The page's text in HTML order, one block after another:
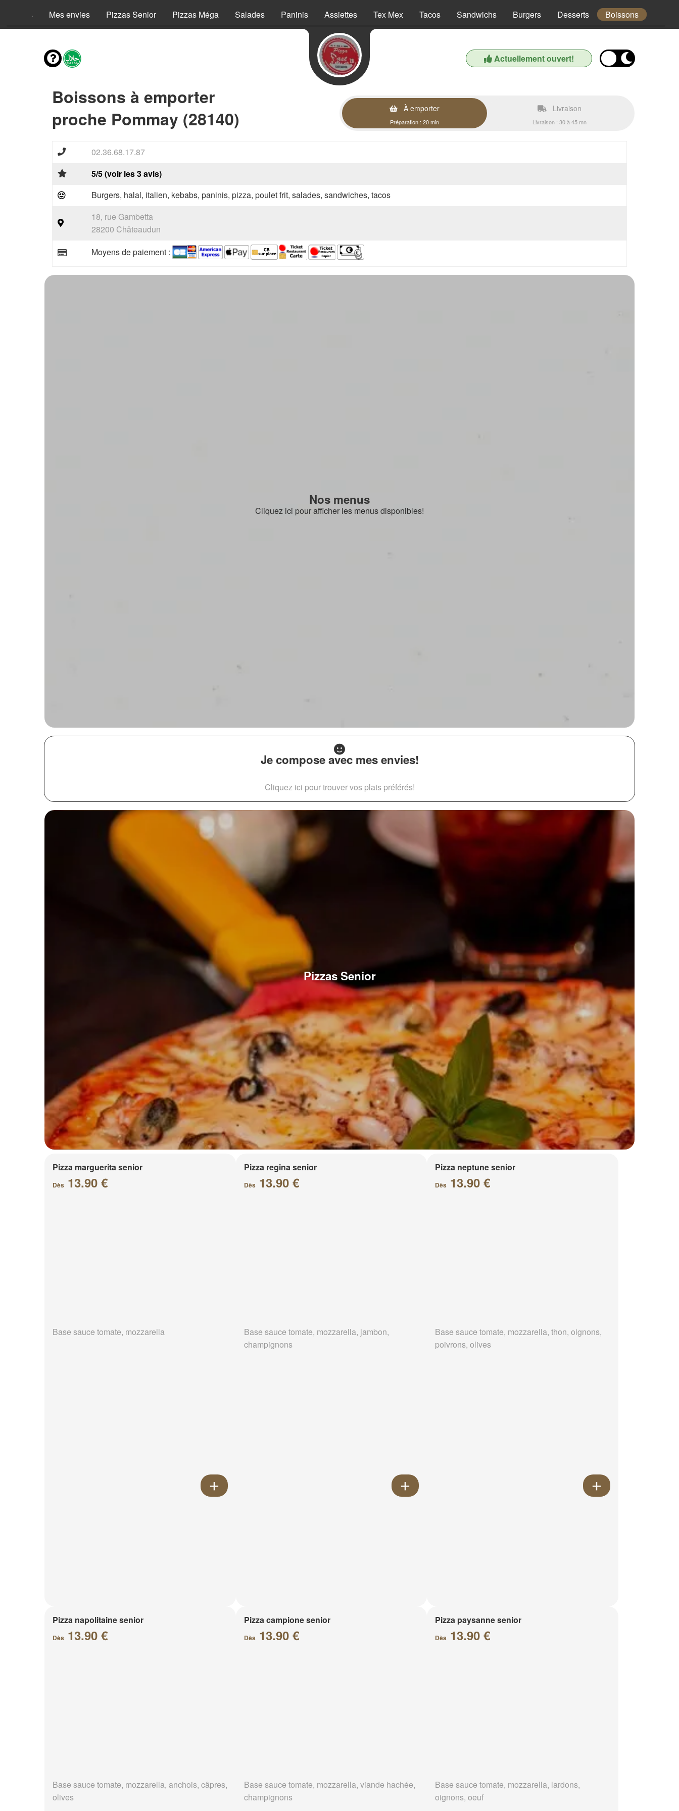
Menus Mes envies Pizzas Senior Pizzas Méga Salades Paninis Assiettes Tex Mex Tacos Sandwichs Burgers Desserts Boissons
Actuellement ouvert!
Boissons à emporter
proche Pommay (28140)
À emporter
Préparation : 20 min
Livraison
Livraison : 30 à 45 mn
02.36.68.17.87
5/5 (voir les 3 avis)
Burgers, halal, italien, kebabs, paninis, pizza, poulet frit, salades, sandwiches, tacos
18, rue Gambetta
28200 Châteaudun
Moyens de paiement :
Nos menus
Cliquez ici pour afficher les menus disponibles!
Je compose avec mes envies!
Cliquez ici pour trouver vos plats préférés!
Pizzas Senior
Pizza marguerita senior
Dès 13.90 €
Base sauce tomate, mozzarella
Pizza regina senior
Dès 13.90 €
Base sauce tomate, mozzarella, jambon,
champignons
Pizza neptune senior
Dès 13.90 €
Base sauce tomate, mozzarella, thon, oignons,
poivrons, olives
Pizza napolitaine senior
Dès 13.90 €
Base sauce tomate, mozzarella, anchois, câpres,
olives
Pizza campione senior
Dès 13.90 €
Base sauce tomate, mozzarella, viande hachée,
champignons
Pizza paysanne senior
Dès 13.90 €
Base sauce tomate, mozzarella, lardons,
oignons, oeuf